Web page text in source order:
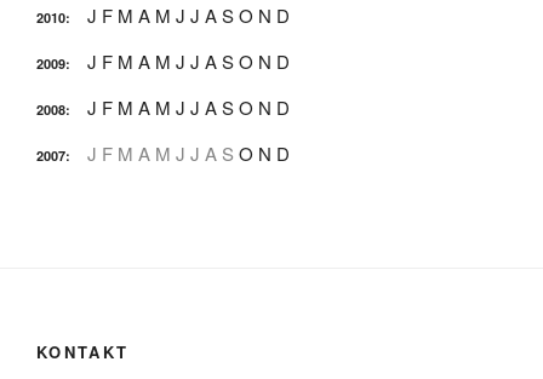
2010: J F M A M J J ASO N D
2009: J F M A M J J ASO N D
2008: J F M A M J J ASO N D
2007: J F M A M J J A S O N D
KONTAKT